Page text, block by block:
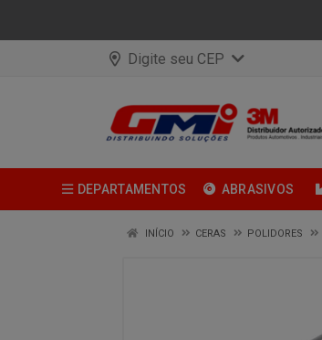
Digite seu CEP
DEPARTAMENTOS ABRASIVOS
INÍCIO CERAS POLIDORES